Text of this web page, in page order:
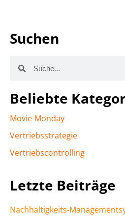
Suchen
Beliebte
Movie-Monday
Vertriebsstrategie
Vertriebscontrolling
Letzte Beiträge
Nachhaltigkeits-